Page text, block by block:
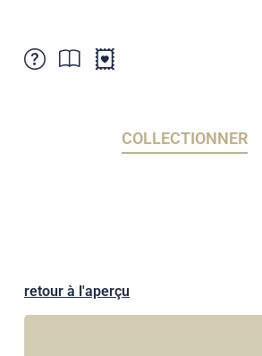
Points de vente
AbonnementCOLLECTIONNER
retour à l'aperçu